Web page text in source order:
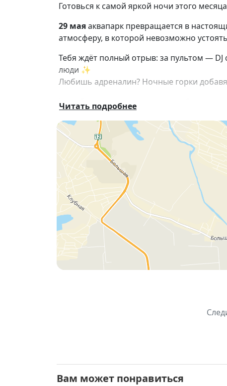
Готовься к самой яркой ночи этого
29 маяаквапарк превращается в
атмосферу, в которой невозможно
Тебя ждёт полный отрыв: за пультом —
люди ✨
Любишь адреналин? Ночные горки
Не забудь про дресс-код
💸 Тарифы:
— Танцпол — 2500 ₽
— Танцпол + горки — 4000 ₽
— VIP — 5000 ₽
📍Когда: 29 мая
⏰ Время: 21:00 (сбор гостей с 20:30)
🔞 Возраст: 18+
🚀 Купить билет
Внимание
Мы проводим
розыгрыш 2х БИЛЕТОВ
Розыгрыш проходит в сообществе ВК,
Каждый победитель получит1 билет
Читать подробнее
Вам может понравиться